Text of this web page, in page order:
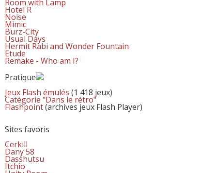
Room with Lamp
Hotel R
Noise
Mimic
Burz-City
Usual Days
Hermit Rabi and Wonder Fountain
Etude
Remake - Who am I?
Pratique
Jeux Flash émulés (1 418 jeux)
Catégorie "Dans le rétro"
Flashpoint(archives jeux Flash Player)
Sites favoris
Cerkill
Dany 58
Dasshutsu
Itchio